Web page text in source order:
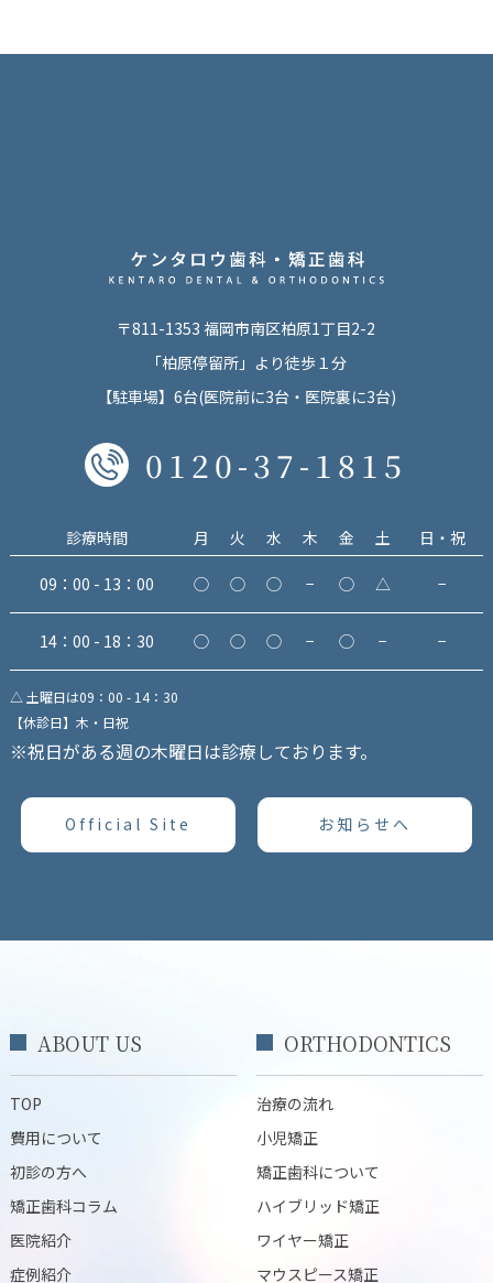
〒811-1353 福岡市南区柏原1丁目2-2
「柏原停留所」より徒歩１分
【駐車場】6台(医院前に3台・医院裏に3台)
0120-37-1815
診療時間 月 火 水 木 金 土 日・祝
09：00 - 13：00 ◯ ◯ ◯ − ◯ △ −
14：00 - 18：30 ◯ ◯ ◯ − ◯ − −
△ 土曜日は09：00 - 14：30
【休診日】木・日祝
※祝日がある週の木曜日は診療しております。
Official Site お知らせへ
ABOUT US
TOP
費用について
初診の方へ
矯正歯科コラム
医院紹介
症例紹介
ORTHODONTICS
治療の流れ
小児矯正
矯正歯科について
ハイブリッド矯正
ワイヤー矯正
マウスピース矯正